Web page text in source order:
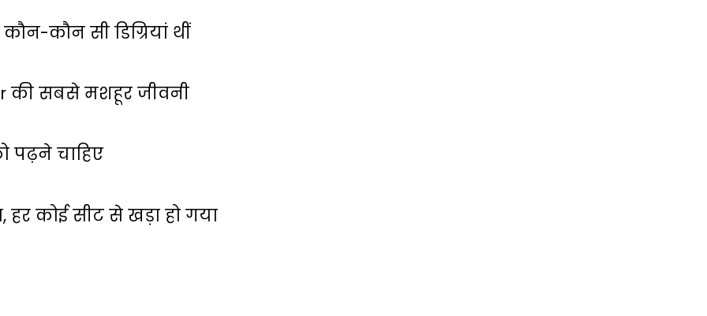
कौन सी डिग्रियां थीं
की सबसे मशहूर जीवनी
पढ़ने चाहिए
कोई सीट से खड़ा हो गया